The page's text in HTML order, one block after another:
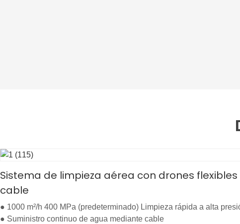
Sistema de limpieza aérea con drones
cable
● 1000 m²/h 400 MPa (predeterminado) Limpieza rápida a alta
● Suministro continuo de agua mediante cable